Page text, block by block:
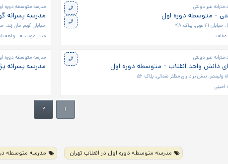
غیر دولتی
- متوسطه دوره اول
پلاک ۴۸
عفاف
مدرسه متوسطه دوره
مدرسه پسرانه
خیابان کریم خان زند،
مدیر موسسه: واهه
غیر دولتی
دانش واحد انقلاب - متوسطه دوره اول
ولیعصر، نبش براداران مظفر شمالی، پلاک ۵۶
امینی
مدرسه متوسطه دوره
مدرسه پسرانه
۱ ۲
مدرسه متوسطه دوره اول در انقلاب تهران مدرسه متوسطه